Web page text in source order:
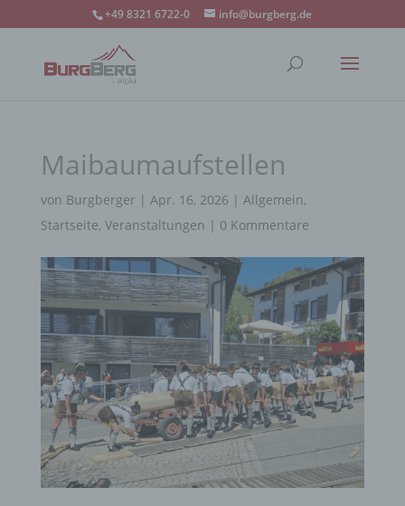
+49 8321 6722-0 info@burgberg.de
Maibaumaufstellen
von Burgberger | Apr. 16, 2026 | Allgemein,
Startseite, Veranstaltungen | 0 Kommentare